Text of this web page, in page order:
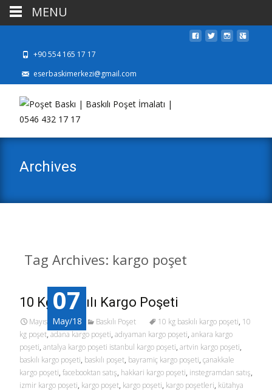
+90 554 165 17 17
eserbaskimerkezi@gmail.com
Archives
Tag Archives: kargo poşet
07
May/18
10 Kg Baskılı Kargo Poşeti
Mayıs 7, 2018 Baskılı Poşet 10 kg baskılı kargo poşeti, 10
kg poşet, adana kargo poşeti, adıyaman kargo poşeti, ankara kargo
poşeti, antalya kargo poşeti istanbul kargo poşeti, artvin kargo poşeti,
baskılı kargo poşeti, baskılı poşet, bayramiç kargo poşeti, çanakkale
kargo poşeti, facebooktan satış, hakkari kargo poşeti, instegramdan satış,
izmir kargo poşeti, kargo poşet, kargo poşeti, kargo poşetleri, kütahya
MENU